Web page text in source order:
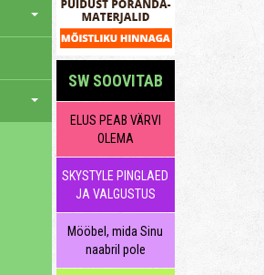
SW SOOVITAB
ELUS PEAB VÄRVI
OLEMA
SKYSTYLE PINGLAED
JA VALGUSTUS
Mööbel, mida Sinu
naabril pole